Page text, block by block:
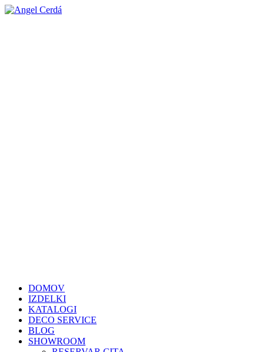
DOMOV
IZDELKI
KATALOGI
DECO SERVICE
BLOG
SHOWROOM